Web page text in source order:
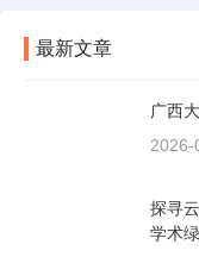
最新文章
广西
2026-
探寻
学术